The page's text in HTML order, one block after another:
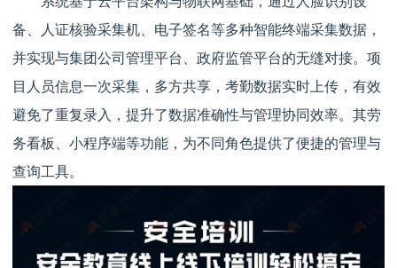
备、人证核验采集机、电子签名等多种智能终端采集数据，
并实现与集团公司管理平台、政府监管平台的无缝对接。项
目人员信息一次采集，多方共享，考勤数据实时上传，有效
避免了重复录入，提升了数据准确性与管理协同效率。其劳
务看板、小程序端等功能，为不同角色提供了便捷的管理与
查询工具。